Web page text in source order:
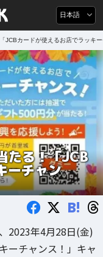
日本語
JCBカードが使えるお店でラッキ
たる！「JCB
ーチャン
B!
2023年4月28日(金)
ーチャンス！」キャ